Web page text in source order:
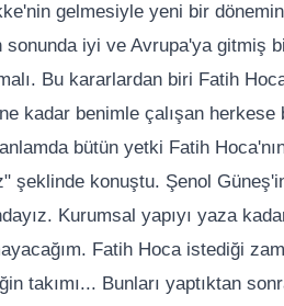
gelmesiyle yeni bir
iyi ve Avrupa'ya gitmiş
Bu kararlardan biri Fatih
kadar benimle çalışan
bütün yetki Fatih
şeklinde konuştu. Şenol
Kurumsal yapıyı yaza
Fatih Hoca istediği
takımı... Bunları yaptıktan